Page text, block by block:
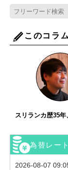
このコラ
スリランカ歴35
為替レート
2026-08-07